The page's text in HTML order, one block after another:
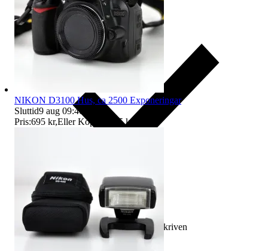
Ersättning om varan inte är som beskriven
NIKON D3100 Hus, ca 2500 Exponeringar
Sluttid9 aug 09:40
Pris:695 kr,Eller Köp nu 795 kr